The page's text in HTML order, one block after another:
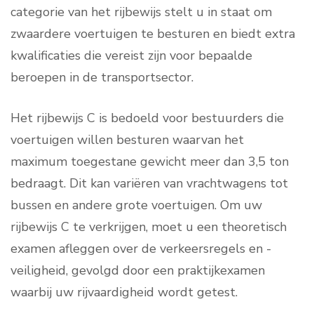
categorie van het rijbewijs stelt u in staat om
zwaardere voertuigen te besturen en biedt extra
kwalificaties die vereist zijn voor bepaalde
beroepen in de transportsector.
Het rijbewijs C is bedoeld voor bestuurders die
voertuigen willen besturen waarvan het
maximum toegestane gewicht meer dan 3,5 ton
bedraagt. Dit kan variëren van vrachtwagens tot
bussen en andere grote voertuigen. Om uw
rijbewijs C te verkrijgen, moet u een theoretisch
examen afleggen over de verkeersregels en -
veiligheid, gevolgd door een praktijkexamen
waarbij uw rijvaardigheid wordt getest.